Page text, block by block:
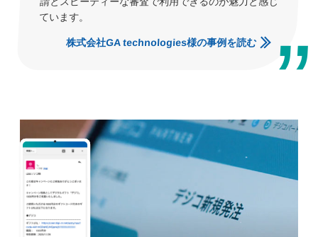
ています。
株式会社GA technologies様の事例を読む